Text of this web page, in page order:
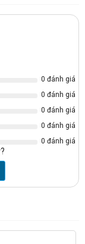
băng gỗ công
mặt bàn hình
khác mà cửa
hàng vui lòng
ghe-cafe/c8.html
0 đánh giá
0 đánh giá
0 đánh giá
0 đánh giá
0 đánh giá